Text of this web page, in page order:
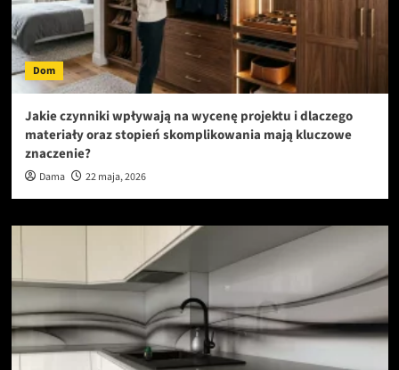
Dom
Jakie czynniki wpływają na wycenę projektu i dlaczego
materiały oraz stopień skomplikowania mają kluczowe
znaczenie?
Dama 22 maja, 2026